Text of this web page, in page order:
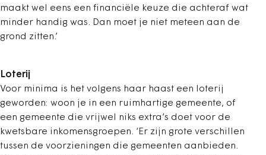
maakt wel eens een financiële keuze die achteraf wat
minder handig was. Dan moet je niet meteen aan de
grond zitten.’
Loterij
Voor minima is het volgens haar haast een loterij
geworden: woon je in een ruimhartige gemeente, of
een gemeente die vrijwel niks extra’s doet voor de
kwetsbare inkomensgroepen. ‘Er zijn grote verschillen
tussen de voorzieningen die gemeenten aanbieden.